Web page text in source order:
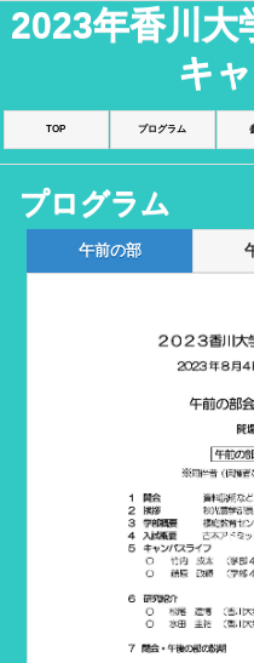
2023年香川大
キ
TOP プログラム
プログラム
午前の部